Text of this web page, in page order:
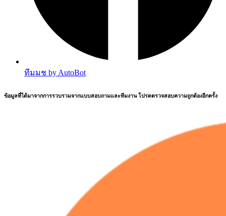
ทีมมช by AutoBot
ข้อมูลที่ได้มาจากการรวบรวมจากแบบสอบถามและทีมงาน โปรดตรวจสอบความถูกต้องอีกครั้ง